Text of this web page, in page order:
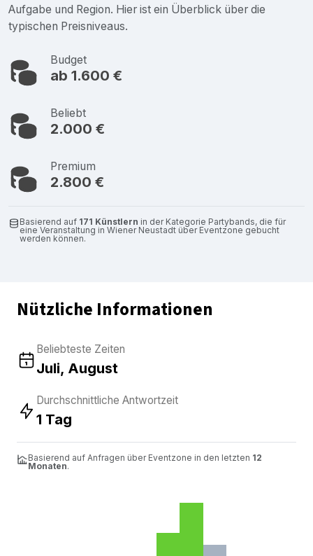
Aufgabe und Region. Hier ist ein Überblick über die
typischen Preisniveaus.
Budget
ab 1.600 €
Beliebt
2.000 €
Premium
2.800 €
Basierend auf 171 Künstlern in der Kategorie Partybands, die für
eine Veranstaltung in Wiener Neustadt über Eventzone gebucht
werden können.
Nützliche Informationen
Beliebteste Zeiten
Juli, August
Durchschnittliche Antwortzeit
1 Tag
Basierend auf Anfragen über Eventzone in den letzten 12
Monaten.